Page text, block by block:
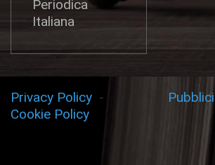
Periodica
Italiana
Privacy Policy -
Cookie Policy